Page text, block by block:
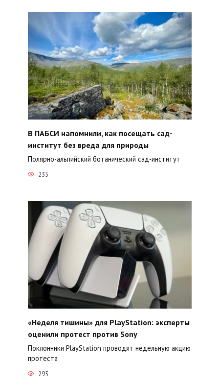
В ПАБСИ напомнили, как посещать сад-
институт без вреда для природы
Полярно-альпийский ботанический сад-институт
235
«Неделя тишины» для PlayStation: эксперты
оценили протест против Sony
Поклонники PlayStation проводят недельную акцию
протеста
295